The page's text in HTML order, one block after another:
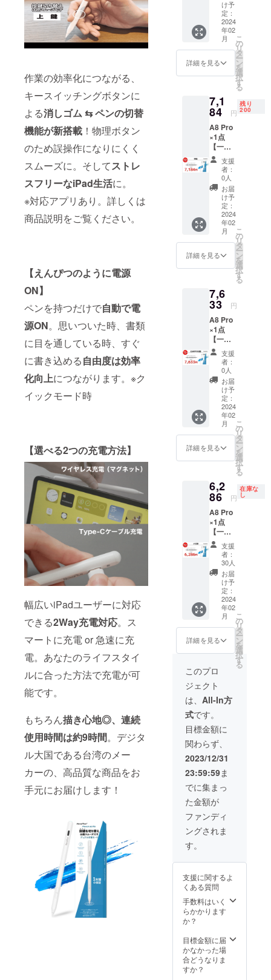
作業の効率化につながる、
キースイッチングボタンに
よる消しゴム ⇆ ペンの切替
機能が新搭載 ！物理ボタン
のため誤操作になりにくく
スムーズに。そしてストレ
スフリーなiPad生活に。
※対応アプリあり。詳しくは
商品説明をご覧ください。
【えんぴつのように電源
ON】
ペンを持つだけで自動で電
源ON。思いついた時、書類
に目を通している時、すぐ
に書き込める自由度は効率
化向上につながります。※ク
イックモード時
【選べる2つの充電方法】
幅広いiPadユーザーに対応
できる2Way充電対応。ス
マートに充電 or 急速に充
電。あなたのライフスタイ
ルに合った方法で充電が可
能です。
もちろん描き心地◎、連続
使用時間は約9時間。デジタ
ル大国である台湾のメー
カーの、高品質な商品をお
手元にお届けします！
25%OF
F】 ※税
込、送
料込 ※
色は白
と黒の2
色から
お選び
けま
す。 ※
皆様の
ご支援
により
量産効
率が向
上した
場合、
正規販
売価格
が販売
予定価
格より
下がる
可能性
もござ
ン・仕
様は変
更にな
る可能
性もご
ざいま
す。ご
了承く
ださ
い。 ※
ご注文
状況、
使用部
材の供
給状
況、製
造工程
荷時期
が遅れ
があり
ます
け予
定：
2024
年02
月
詳細を見る
こ
の
リ
タ
ー
ン
を
選
択
す
る
7,1
84 円
残り
200
A8 Pro
×1点
【一般
販売予
定価
格：
8,980円
20%OF
F】 ※税
込、送
料込 ※
色は白
と黒の2
色から
お選び
けま
す。 ※
皆様の
ご支援
により
量産効
率が向
上した
場合、
正規販
売価格
が販売
予定価
格より
下がる
可能性
もござ
ン・仕
様は変
更にな
る可能
性もご
ざいま
す。ご
了承く
ださ
い。 ※
ご注文
状況、
使用部
材の供
給状
況、製
造工程
より出
が遅れ
る場合
があり
ます
支援
者：
0人
お届
け予
定：
2024
年02
月
詳細を見る
こ
の
リ
タ
ー
ン
を
選
択
す
る
7,6
33 円
A8 Pro
×1点
【一般
販売予
定価
格：
8,980円
15%OF
F】 ※税
込、送
料込 ※
色は白
と黒の2
色から
お選び
けま
す。 ※
皆様の
ご支援
により
量産効
率が向
上した
場合、
正規販
売価格
が販売
予定価
格より
下がる
可能性
もござ
デザイ
ン・仕
様は変
更にな
る可能
性もご
ざいま
す。ご
了承く
ださ
い。 ※
ご注文
状況、
使用部
材の供
給状
況、製
造工程
より出
荷時期
が遅れ
る場合
があり
ます
支援
者：
0人
お届
け予
定：
2024
年02
月
詳細を見る
こ
の
リ
タ
ー
ン
を
選
択
す
る
6,2
86 円
在庫な
し
A8 Pro
×1点
【一般
販売予
定価
格：
8,980円
30%OF
F】 ※税
込、送
料込 ※
色は白
と黒の2
色から
お選び
いただ
けま
す。 ※
皆様の
ご支援
により
量産効
率が向
上した
場合、
正規販
売価格
が販売
予定価
格より
下がる
可能性
もござ
デザイ
様は変
更にな
る可能
性もご
ざいま
了承く
ださ
い。 ※
ご注文
支援
者：
30人
お届
け予
定：
2024
年02
月
詳細を見る
こ
の
リ
タ
ー
ン
を
選
択
す
る
このプロ
ジェクト
は、 All-In方
式です。
目標金額に
関わらず、
2023/12/31
23:59:59ま
でに集まっ
た金額が
ファンディ
ングされま
す。
支援に関するよ
くある質問
手数料はいく
らかかります
か？
目標金額に届
かなかった場
合どうなりま
すか？